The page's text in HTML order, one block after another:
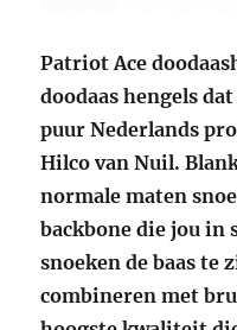
Patriot Ace
doodaas hengels
puur Nederlands
Hilco van Nuil.
normale maten
backbone die jou in
snoeken de baas te
combineren met